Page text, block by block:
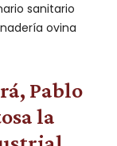
sanitario
ovina
Pablo
la